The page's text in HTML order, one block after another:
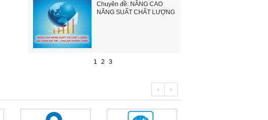
Chuyên đề: NÂNG CAO
NĂNG SUẤT CHẤT LƯỢNG
1 2 3